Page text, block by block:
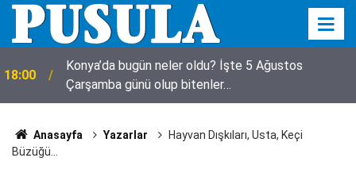
18:00
Konya’da bugün neler oldu? İşte 5 Ağustos
Çarşamba günü olup bitenler…
Anasayfa Yazarlar
Hayvan Dışkıları, Usta, Keçi
Büzüğü…